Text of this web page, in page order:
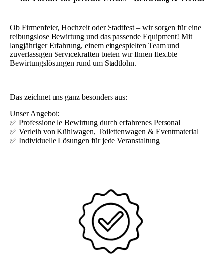
Ob Firmenfeier, Hochzeit oder Stadtfest – wir sorgen für eine
reibungslose Bewirtung und das passende Equipment! Mit
langjähriger Erfahrung, einem eingespielten Team und
zuverlässigen Servicekräften bieten wir Ihnen flexible
Bewirtungslösungen rund um Stadtlohn.
Das zeichnet uns ganz besonders aus:
Unser Angebot:
✅ Professionelle Bewirtung durch erfahrenes Personal
✅ Verleih von Kühlwagen, Toilettenwagen & Eventmaterial
✅ Individuelle Lösungen für jede Veranstaltung